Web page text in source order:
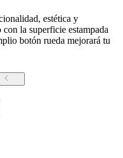
estética y
la superficie estampada
botón rueda mejorará tu